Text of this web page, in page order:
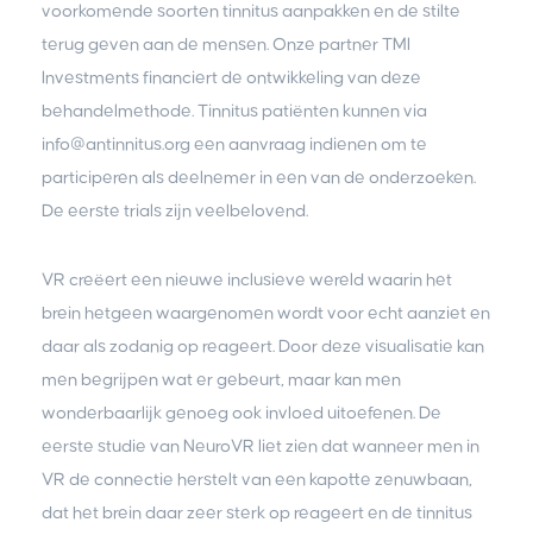
voorkomende soorten tinnitus aanpakken en de stilte
terug geven aan de mensen. Onze partner TMI
Investments financiert de ontwikkeling van deze
behandelmethode. Tinnitus patiënten kunnen via
info@antinnitus.org een aanvraag indienen om te
participeren als deelnemer in een van de onderzoeken.
De eerste trials zijn veelbelovend.
VR creëert een nieuwe inclusieve wereld waarin het
brein hetgeen waargenomen wordt voor echt aanziet en
daar als zodanig op reageert. Door deze visualisatie kan
men begrijpen wat er gebeurt, maar kan men
wonderbaarlijk genoeg ook invloed uitoefenen. De
eerste studie van NeuroVR liet zien dat wanneer men in
VR de connectie herstelt van een kapotte zenuwbaan,
dat het brein daar zeer sterk op reageert en de tinnitus